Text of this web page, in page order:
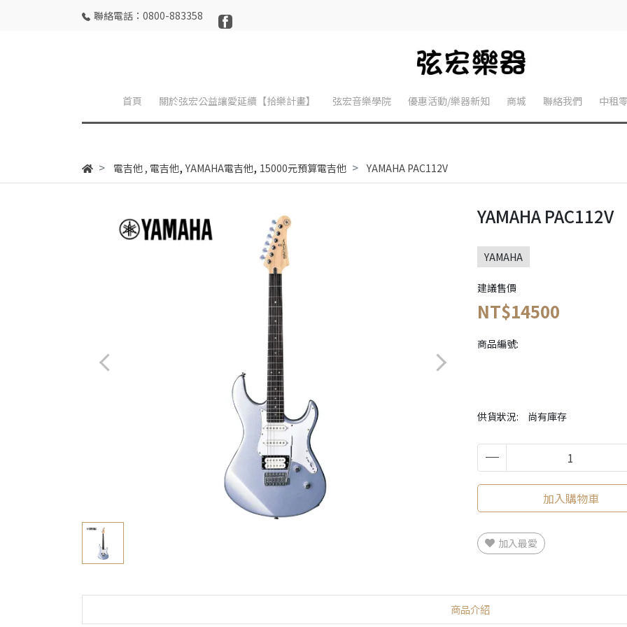
聯絡電話：0800-883358
首頁 關於弦宏公益讓愛延續【拾樂計畫】 弦宏音樂學院 優惠活動/樂器新知 商城 聯絡我們 中租
電吉他, 電吉他, YAMAHA電吉他, 15000元預算電吉他 YAMAHA PAC112V
YAMAHA PAC112V
YAMAHA
建議售價
NT$14500
商品編號:
供貨狀況: 尚有庫存
加入購物車
加入最愛
商品介紹